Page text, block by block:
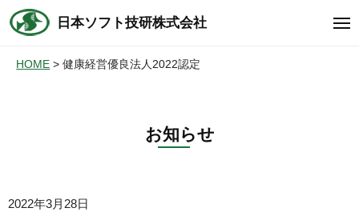
プ
日本ソフト技研株式会社
メ
HOME 健康経営優良法人2022認定
お知らせ
2022年3月28日
ー